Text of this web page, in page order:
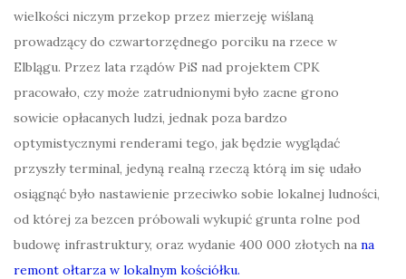
wielkości niczym przekop przez mierzeję wiślaną
prowadzący do czwartorzędnego porciku na rzece w
Elblągu. Przez lata rządów PiS nad projektem CPK
pracowało, czy może zatrudnionymi było zacne grono
sowicie opłacanych ludzi, jednak poza bardzo
optymistycznymi renderami tego, jak będzie wyglądać
przyszły terminal, jedyną realną rzeczą którą im się udało
osiągnąć było nastawienie przeciwko sobie lokalnej ludności,
od której za bezcen próbowali wykupić grunta rolne pod
budowę infrastruktury, oraz wydanie 400 000 złotych na na
remont ołtarza w lokalnym kościółku.